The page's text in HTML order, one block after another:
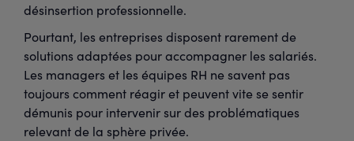
désinsertion professionnelle.
Pourtant, les entreprises disposent rarement de
solutions adaptées pour accompagner les salariés.
Les managers et les équipes RH ne savent pas
toujours comment réagir et peuvent vite se sentir
démunis pour intervenir sur des problématiques
relevant de la sphère privée.